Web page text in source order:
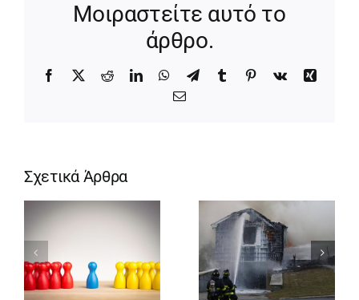
Μοιραστείτε αυτό το
άρθρο.
Facebook
X RedditLinkedInWhatsApp
TelegramTumblr Pinterest
Vk
Xing
Email
Σχετικά Άρθρα